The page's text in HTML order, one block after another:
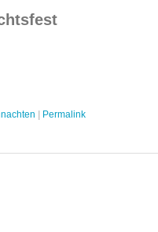
Permalink